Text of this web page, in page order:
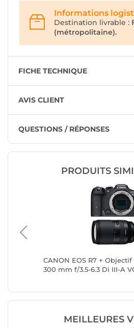
Informations
Destination livrable :
(métropolitaine).
FICHE TECHNIQUE
AVIS CLIENT
QUESTIONS / RÉPONSES
PRODUITS
CANON EOS R7 + Objectif
300 mm f/3.5-6.3 Di III-A
MEILLEURES